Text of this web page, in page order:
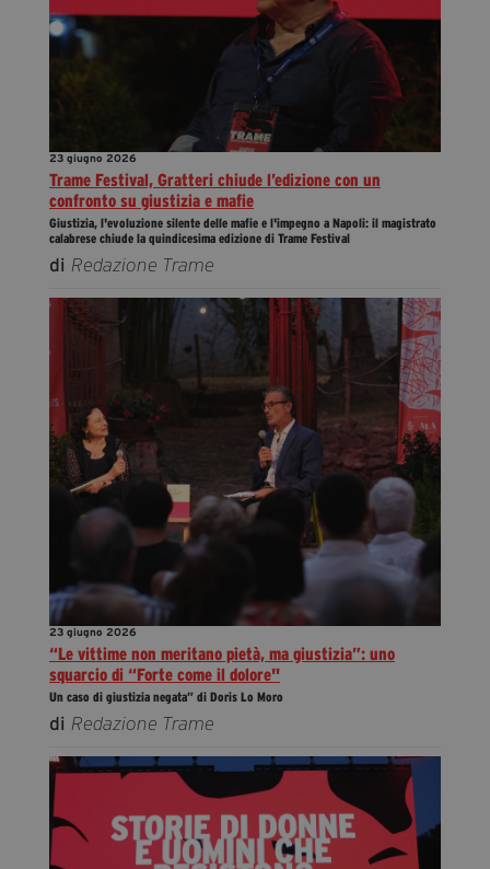
23 giugno 2026
Trame Festival, Gratteri chiude l’edizione con un
confronto su giustizia e mafie
Giustizia, l'evoluzione silente delle mafie e l'impegno a Napoli: il magistrato
calabrese chiude la quindicesima edizione di Trame Festival
di Redazione Trame
23 giugno 2026
“Le vittime non meritano pietà, ma giustizia”: uno
squarcio di “Forte come il dolore"
Un caso di giustizia negata” di Doris Lo Moro
di Redazione Trame